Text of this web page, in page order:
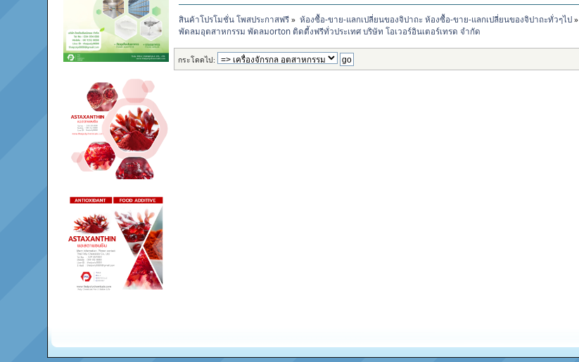
สินค้าโปรโมชั่น โพสประกาสฟรี» ห้องซื้อ-ขาย-แลกเปลี่ยนของจิปาถะ ห้องซื้อ-ขาย-แลกเปลี่ยนของจิปาถะทั่วๆไป»
พัดลมอุตสาหกรรม พัดลมorton ติดตี้งฟรีทั่วประเทศ บริษัท โอเวอร์อินเตอร์เทรด จำกัด
กระโดดไป: